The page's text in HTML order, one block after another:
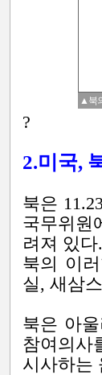
▲북
?
2.미국,
북은
국무위원
려져 있다.
북의 이
실, 새삼
북은 아
참여의사
시사하는